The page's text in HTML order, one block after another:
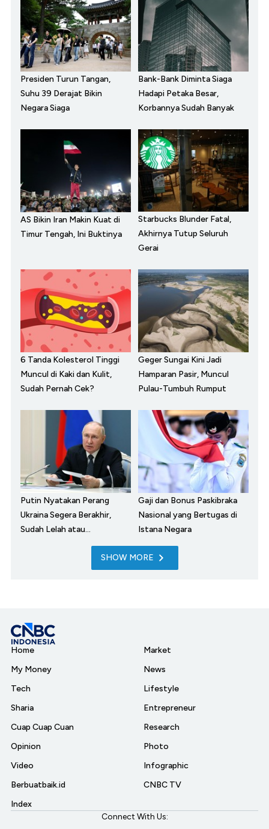
Presiden Turun Tangan,
Suhu 39 Derajat Bikin
Negara Siaga
Bank-Bank Diminta Siaga
Hadapi Petaka Besar,
Korbannya Sudah Banyak
AS Bikin Iran Makin Kuat di
Timur Tengah, Ini Buktinya
Starbucks Blunder Fatal,
Akhirnya Tutup Seluruh
Gerai
6 Tanda Kolesterol Tinggi
Muncul di Kaki dan Kulit,
Sudah Pernah Cek?
Geger Sungai Kini Jadi
Hamparan Pasir, Muncul
Pulau-Tumbuh Rumput
Putin Nyatakan Perang
Ukraina Segera Berakhir,
Sudah Lelah atau...
Gaji dan Bonus Paskibraka
Nasional yang Bertugas di
Istana Negara
SHOW MORE
Home
My Money
Tech
Sharia
Cuap Cuap Cuan
Opinion
Video
Berbuatbaik.id
Index
Market
News
Lifestyle
Entrepreneur
Research
Photo
Infographic
CNBC TV
Connect With Us: